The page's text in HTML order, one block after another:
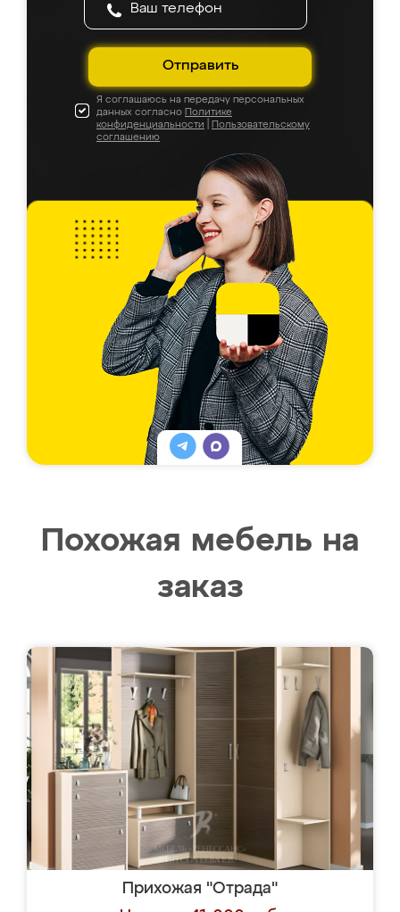
Отправить
Я соглашаюсь на передачу персональных
данных согласно Политике
конфиденциальности
Пользовательскому
соглашению
Похожая мебель на
заказ
Прихожая "Отрада"